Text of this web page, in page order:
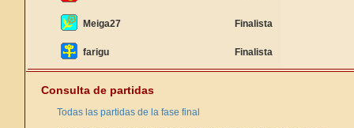
Meiga27 Finalista
farigu Finalista
Consulta de partidas
Todas las partidas de la fase final